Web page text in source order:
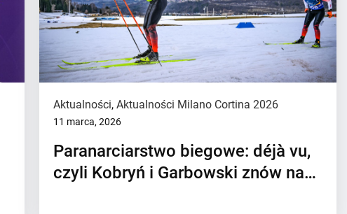
Aktualności,Aktualności Milano Cortina 2026
11 marca, 2026
Paranarciarstwo biegowe: déjà vu,
czyli Kobryń i Garbowski znów na…